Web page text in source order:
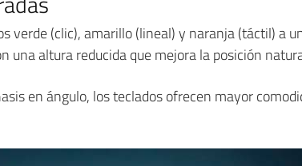
verde (clic), amarillo (lineal) y naranja (táctil) a
altura reducida que mejora la posición
en ángulo, los teclados ofrecen mayor